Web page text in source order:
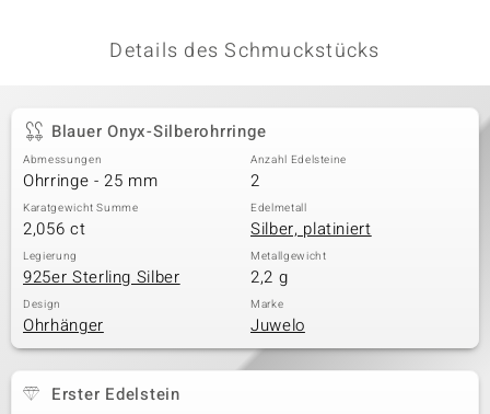
Classics
Details des Schmuckstücks
Blauer Onyx-Silberohrringe
Abmessungen
Ohrringe - 25 mm
Anzahl Edelsteine
2
Karatgewicht Summe
2,056 ct
Edelmetall
Silber, platiniert
Legierung
925er Sterling Silber
Metallgewicht
2,2 g
Design
Ohrhänger
Marke
Juwelo
Erster Edelstein